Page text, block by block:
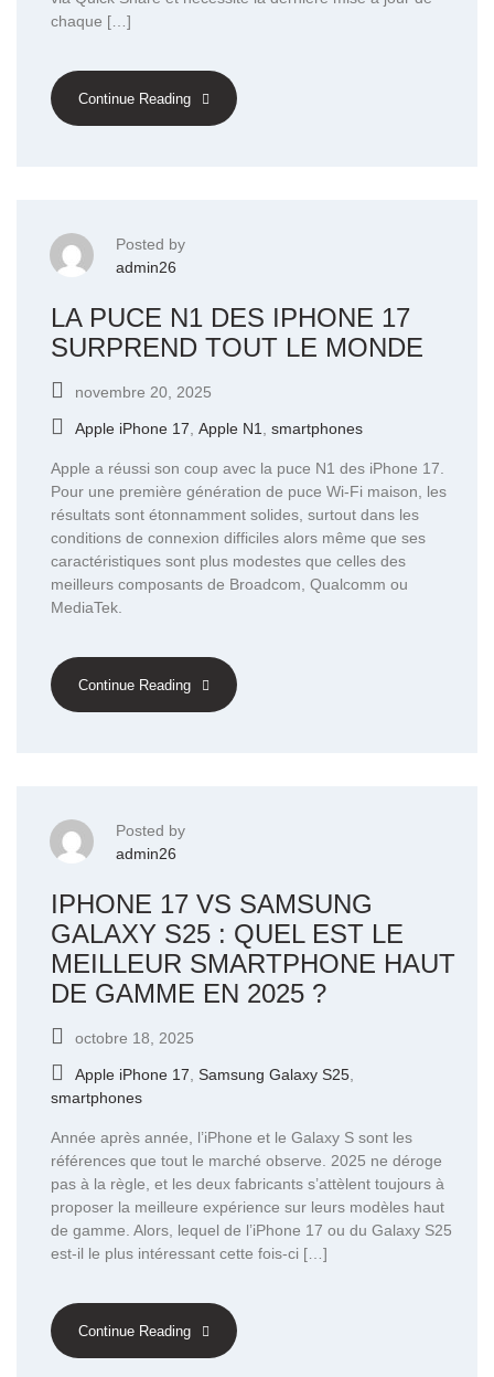
chaque […]
Continue Reading
Posted by
admin26
LA PUCE N1 DES IPHONE 17
SURPREND TOUT LE MONDE
novembre 20, 2025
Apple iPhone 17, Apple N1, smartphones
Apple a réussi son coup avec la puce N1 des iPhone 17.
Pour une première génération de puce Wi-Fi maison, les
résultats sont étonnamment solides, surtout dans les
conditions de connexion difficiles alors même que ses
caractéristiques sont plus modestes que celles des
meilleurs composants de Broadcom, Qualcomm ou
MediaTek.
Continue Reading
Posted by
admin26
IPHONE 17 VS SAMSUNG
GALAXY S25 : QUEL EST LE
MEILLEUR SMARTPHONE HAUT
DE GAMME EN 2025 ?
octobre 18, 2025
Apple iPhone 17, Samsung Galaxy S25,
smartphones
Année après année, l’iPhone et le Galaxy S sont les
références que tout le marché observe. 2025 ne déroge
pas à la règle, et les deux fabricants s’attèlent toujours à
proposer la meilleure expérience sur leurs modèles haut
de gamme. Alors, lequel de l’iPhone 17 ou du Galaxy S25
est-il le plus intéressant cette fois-ci […]
Continue Reading